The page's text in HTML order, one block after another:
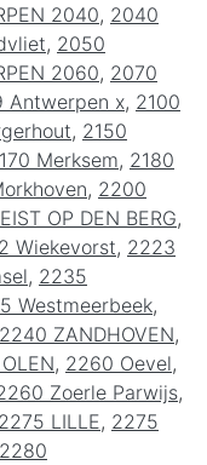
2040, 2040
, 2050
2060, 2070
Antwerpen x, 2100
, 2150
Merksem, 2180
, 2200
OP DEN BERG,
Wiekevorst, 2223
, 2235
Westmeerbeek,
2240 ZANDHOVEN,
, 2260 Oevel,
Zoerle Parwijs,
2275 LILLE, 2275
2280